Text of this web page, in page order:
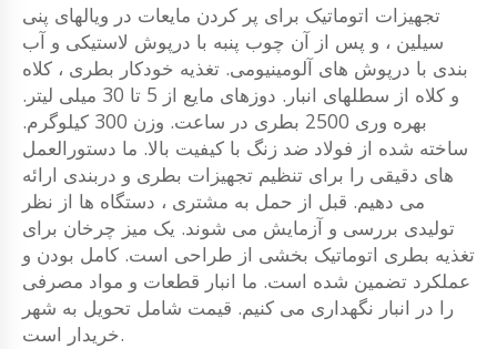
تجهیزات اتوماتیک برای پر کردن مایعات در ویالهای پنی
سیلین ، و پس از آن چوب پنبه با درپوش لاستیکی و آب
بندی با درپوش های آلومینیومی. تغذیه خودکار بطری ، کلاه
و کلاه از سطلهای انبار. دوزهای مایع از 5 تا 30 میلی لیتر.
بهره وری 2500 بطری در ساعت. وزن 300 کیلوگرم.
ساخته شده از فولاد ضد زنگ با کیفیت بالا. ما دستورالعمل
های دقیقی را برای تنظیم تجهیزات بطری و دربندی ارائه
می دهیم. قبل از حمل به مشتری ، دستگاه ها از نظر
تولیدی بررسی و آزمایش می شوند. یک میز چرخان برای
تغذیه بطری اتوماتیک بخشی از طراحی است. کامل بودن و
عملکرد تضمین شده است. ما انبار قطعات و مواد مصرفی
را در انبار نگهداری می کنیم. قیمت شامل تحویل به شهر
خریدار است.